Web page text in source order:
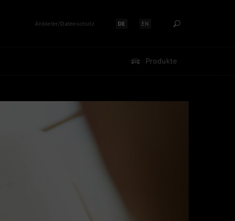
Anbieter/Datenschutz Sprache auswählen:
DE Sprache auswählen:
EN
Produkte